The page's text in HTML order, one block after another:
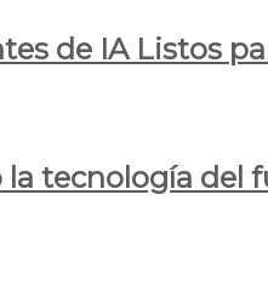
de IA Listos
la tecnología del